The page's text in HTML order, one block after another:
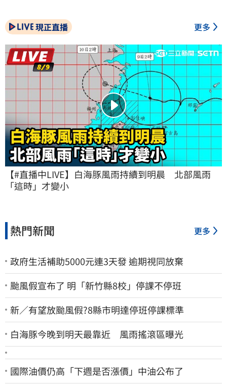
現正直播 更多
【#直播中LIVE】白海豚風雨持續到明晨　北部風雨
「這時」才變小
熱門新聞 更多
政府生活補助5000元連3天發 逾期視同放棄
颱風假宣布了 明「新竹縣8校」停課不停班
新／有望放颱風假?8縣市明達停班停課標準
白海豚今晚到明天最靠近 風雨搖滾區曝光
國際油價仍高「下週是否漲價」中油公布了